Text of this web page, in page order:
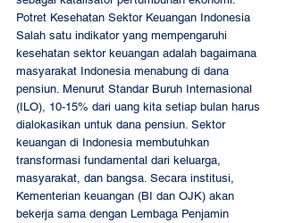
Potret Kesehatan Sektor Keuangan Indonesia
Salah satu indikator yang mempengaruhi
kesehatan sektor keuangan adalah bagaimana
masyarakat Indonesia menabung di dana
pensiun. Menurut Standar Buruh Internasional
(ILO), 10-15% dari uang kita setiap bulan harus
dialokasikan untuk dana pensiun. Sektor
keuangan di Indonesia membutuhkan
transformasi fundamental dari keluarga,
masyarakat, dan bangsa. Secara institusi,
Kementerian keuangan (BI dan OJK) akan
bekerja sama dengan Lembaga Penjamin